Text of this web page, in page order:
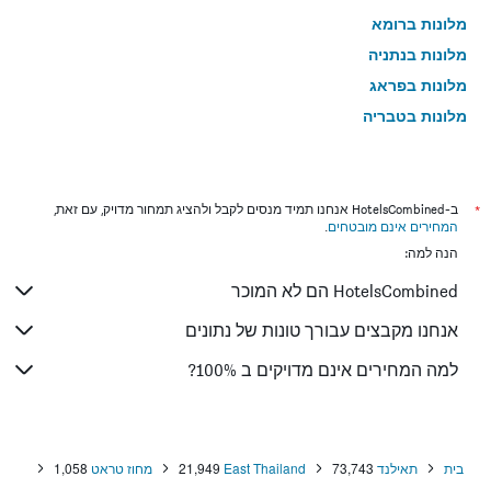
מלונות ברומא
מלונות בנתניה
מלונות בפראג
מלונות בטבריה
מלונות בלונדון
מלונות בבוקרשט
מלונות בלימסול
מלונות בפריז
מלונות בוינה
*
ב-HotelsCombined אנחנו תמיד מנסים לקבל ולהציג תמחור מדויק, עם זאת,
המחירים אינם מובטחים.
הנה למה:
HotelsCombined הם לא המוכר
אנחנו מקבצים עבורך טונות של נתונים
למה המחירים אינם מדויקים ב 100%?
בית תאילנד 73,743
East Thailand
21,949 מחוז טראט 1,058